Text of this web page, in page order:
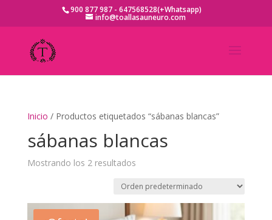
900 877 987 - 647568528(+Whatsapp)
info@toallasauneuro.com
Inicio / Productos etiquetados “sábanas blancas”
sábanas blancas
Mostrando los 2 resultados